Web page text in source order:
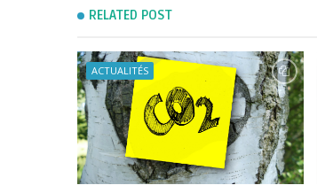
RELATED POST
ACTUALITÉS